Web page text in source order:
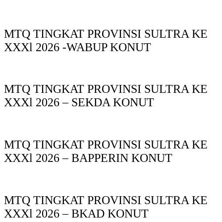
MTQ TINGKAT PROVINSI SULTRA KE
XXXl 2026 -WABUP KONUT
MTQ TINGKAT PROVINSI SULTRA KE
XXXl 2026 – SEKDA KONUT
MTQ TINGKAT PROVINSI SULTRA KE
XXXl 2026 – BAPPERIN KONUT
MTQ TINGKAT PROVINSI SULTRA KE
XXXl 2026 – BKAD KONUT